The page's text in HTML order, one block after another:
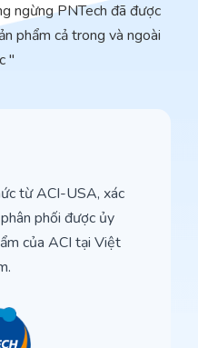
ngừng PNTech đã được
phẩm cả trong và ngoài
"
từ ACI-USA, xác
phối được ủy
của ACI tại Việt